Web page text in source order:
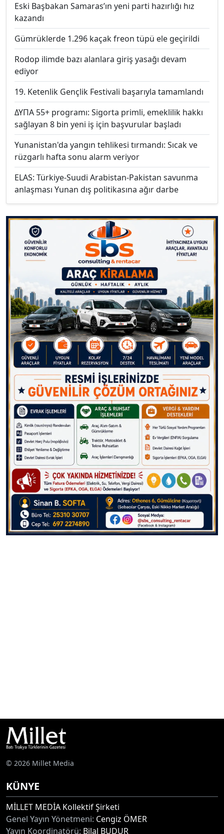
Eski Başbakan Samaras’ın yeni parti hazırlığı hız
kazandı
Gümrüklerde 1.296 kaçak freon tüpü ele geçirildi
Rodop ilimde bazı alanlara giriş yasağı devam
ediyor
19. Ketenlik Gençlik Festivali başarıyla tamamlandı
ΔΥΠΑ 55+ programı: Sigorta primli, emeklilik hakkı
sağlayan 8 bin yeni iş için başvurular başladı
Yunanistan'da yangın tehlikesi tırmandı: Sıcak ve
rüzgarlı hafta sonu alarm veriyor
ELAS: Türkiye-Suudi Arabistan-Pakistan savunma
anlaşması Yunan dış politikasına ağır darbe
© 2026 Millet Media
KÜNYE
MİLLET MEDİA Kollektif Şirketi
Genel Yayın Yönetmeni: Cengiz ÖMER
Yayın Koordinatörü: Bilal BUDUR